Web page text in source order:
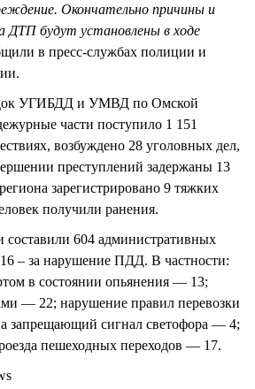
Окончательно причины и
ДТП будут установлены в ходе
в пресс-службах полиции и
УГИБДД и УМВД по Омской
части поступило 1 151
возбуждено 28 уголовных дел,
преступлений задержаны 13
зарегистрировано 9 тяжких
получили ранения.
604 административных
– за нарушение ПДД. В частности:
в состоянии опьянения — 13;
— 22; нарушение правил перевозки
запрещающий сигнал светофора — 4;
пешеходных переходов — 17.